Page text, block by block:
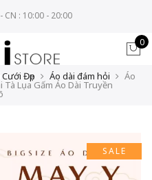
CN : 10:00 - 20:00
0
Đẹp Áo dài đám hỏi Áo
Tà Lụa Gấm Áo Dài Truyền
SALE